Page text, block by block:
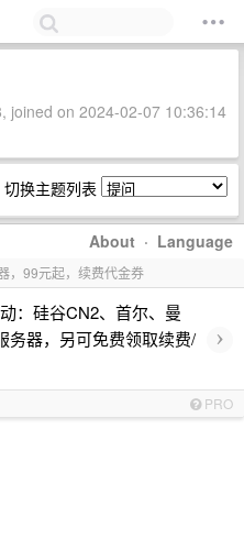
joined on 2024-02-07 10:36:14
切换主题列表
About · Language
，99元起，续费代金券
：硅谷CN2、首尔、曼
务器，另可免费领取续费/
›
PRO